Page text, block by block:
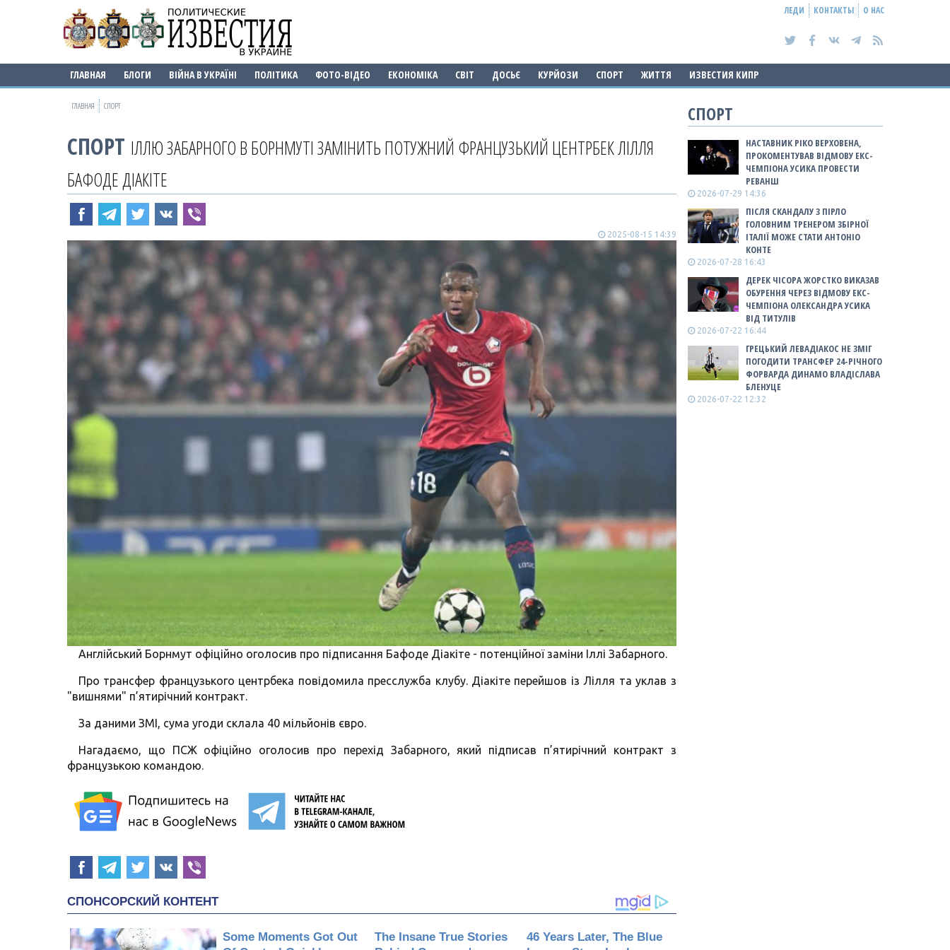
ЛЕДИ КОНТАКТЫ О НАС
ГЛАВНАЯ БЛОГИ ВІЙНА В УКРАЇНІ ПОЛІТИКА ФОТО-ВІДЕО ЕКОНОМІКА СВІТ ДОСЬЄ КУРЙОЗИ СПОРТ ЖИТТЯ ИЗВЕСТИЯ КИПР
ГЛАВНАЯ СПОРТ
СПОРТ ІЛЛЮ ЗАБАРНОГО В БОРНМУТІ ЗАМІНИТЬ ПОТУЖНИЙ ФРАНЦУЗЬКИЙ ЦЕНТРБЕК ЛІЛЛЯ
БАФОДЕ ДІАКІТЕ
2025-08-15 14:39
Англійський Борнмут офіційно оголосив про підписання Бафоде Діакіте - потенційної заміни Іллі Забарного.
Про трансфер французького центрбека повідомила пресслужба клубу. Діакіте перейшов із Лілля та уклав з
"вишнями" п’ятирічний контракт.
За даними ЗМІ, сума угоди склала 40 мільйонів євро.
Нагадаємо, що ПСЖ офіційно оголосив про перехід Забарного, який підписав п’ятирічний контракт з
французькою командою.
СПОРТ
НАСТАВНИК РІКО ВЕРХОВЕНА,
ПРОКОМЕНТУВАВ ВІДМОВУ ЕКС-
ЧЕМПІОНА УСИКА ПРОВЕСТИ
РЕВАНШ
2026-07-29 14:36
ПІСЛЯ СКАНДАЛУ З ПІРЛО
ГОЛОВНИМ ТРЕНЕРОМ ЗБІРНОЇ
ІТАЛІЇ МОЖЕ СТАТИ АНТОНІО
КОНТЕ
2026-07-28 16:43
ДЕРЕК ЧІСОРА ЖОРСТКО ВИКАЗАВ
ОБУРЕННЯ ЧЕРЕЗ ВІДМОВУ ЕКС-
ЧЕМПІОНА ОЛЕКСАНДРА УСИКА
ВІД ТИТУЛІВ
2026-07-22 16:44
ГРЕЦЬКИЙ ЛЕВАДІАКОС НЕ ЗМІГ
ПОГОДИТИ ТРАНСФЕР 24-РІЧНОГО
ФОРВАРДА ДИНАМО ВЛАДІСЛАВА
БЛЕНУЦЕ
2026-07-22 12:32